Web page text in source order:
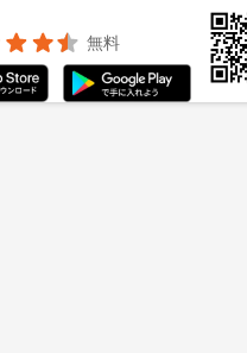
無料